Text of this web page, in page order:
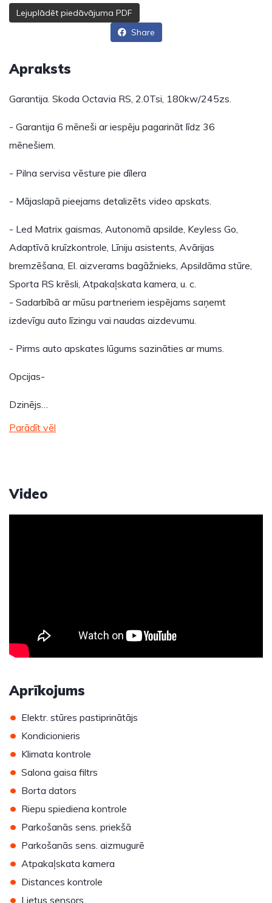
Lejuplādēt piedāvājuma PDF
Share
Apraksts
Garantija. Skoda Octavia RS, 2.0Tsi, 180kw/245zs.
- Garantija 6 mēneši ar iespēju pagarināt līdz 36
mēnešiem.
- Pilna servisa vēsture pie dīlera
- Mājaslapā pieejams detalizēts video apskats.
- Led Matrix gaismas, Autonomā apsilde, Keyless Go,
Adaptīvā kruīzkontrole, Līniju asistents, Avārijas
bremzēšana, El. aizverams bagāžnieks, Apsildāma stūre,
Sporta RS krēsli, Atpakaļskata kamera, u. c.
- Sadarbībā ar mūsu partneriem iespējams saņemt
izdevīgu auto līzingu vai naudas aizdevumu.
- Pirms auto apskates lūgums sazināties ar mums.
Opcijas-
Dzinējs…
Parādīt vēl
Video
Aprīkojums
• Elektr. stūres pastiprinātājs
• Kondicionieris
• Klimata kontrole
• Salona gaisa filtrs
• Borta dators
• Riepu spiediena kontrole
• Parkošanās sens. priekšā
• Parkošanās sens. aizmugurē
• Atpakaļskata kamera
• Distances kontrole
• Lietus sensors